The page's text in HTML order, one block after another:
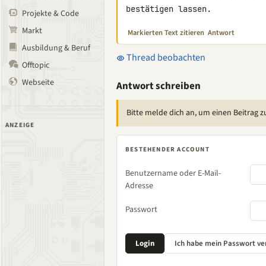
Projekte & Code
Markt
Ausbildung & Beruf
Offtopic
Webseite
ANZEIGE
bestätigen lassen.
Markierten Text zitieren Antwort
Thread beobachten
Antwort schreiben
Bitte melde dich an, um einen Beitrag
BESTEHENDER ACCOUNT
Benutzername oder E-Mail-
Adresse
Passwort